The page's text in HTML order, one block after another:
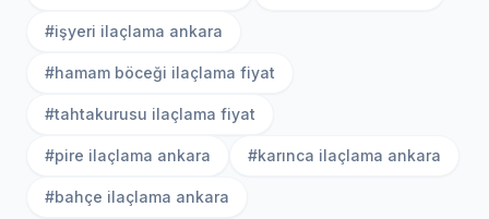
#işyeri ilaçlama ankara
#hamam böceği ilaçlama fiyat
#tahtakurusu ilaçlama fiyat
#pire ilaçlama ankara #karınca ilaçlama ankara
#bahçe ilaçlama ankara